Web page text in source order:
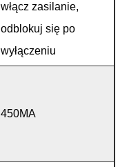
włącz zasilanie,
odblokuj się po
wyłączeniu
450MA